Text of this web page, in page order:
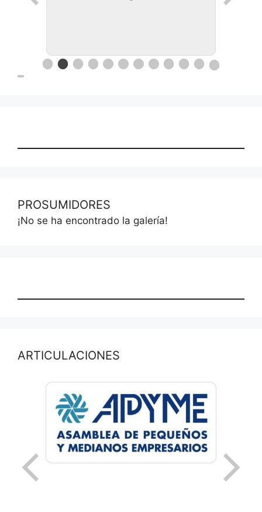
PROSUMIDORES
¡No se ha encontrado la galería!
ARTICULACIONES